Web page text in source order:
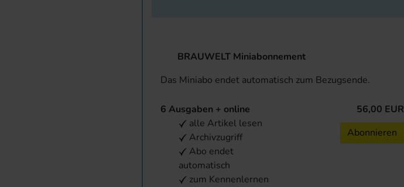
BRAUWELT Miniabonnement
Das Miniabo endet automatisch zum Bezugsende.
6 Ausgaben + online
alle Artikel lesen
Archivzugriff
Abo endet
automatisch
zum Kennenlernen
56,00 EUR
Abonnieren